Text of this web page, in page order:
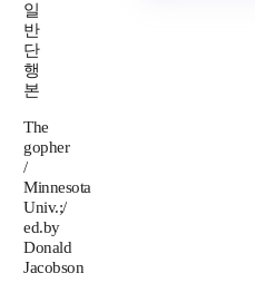
일
반
단
행
본
The
gopher
/
Minnesota
Univ.;/
ed.by
Donald
Jacobson